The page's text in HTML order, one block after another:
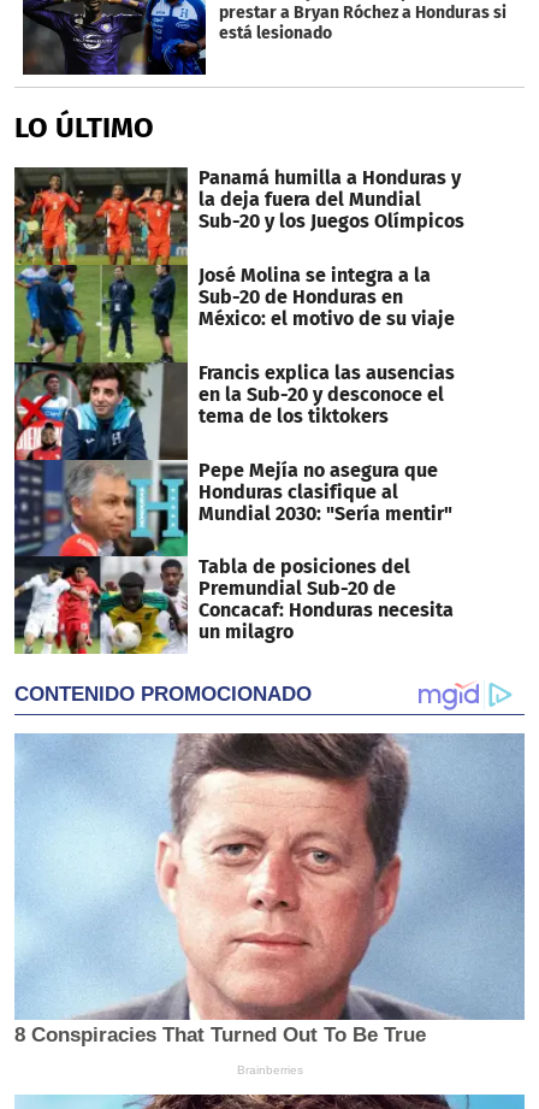
prestar a Bryan Róchez a Honduras si
está lesionado
LO ÚLTIMO
Panamá humilla a Honduras y
la deja fuera del Mundial
Sub-20 y los Juegos Olímpicos
José Molina se integra a la
Sub-20 de Honduras en
México: el motivo de su viaje
Francis explica las ausencias
en la Sub-20 y desconoce el
tema de los tiktokers
Pepe Mejía no asegura que
Honduras clasifique al
Mundial 2030: "Sería mentir"
Tabla de posiciones del
Premundial Sub-20 de
Concacaf: Honduras necesita
un milagro